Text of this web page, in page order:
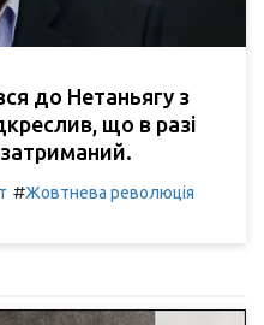
до Нетаньягу з
що в разі
затриманий.
#Жовтнева революція